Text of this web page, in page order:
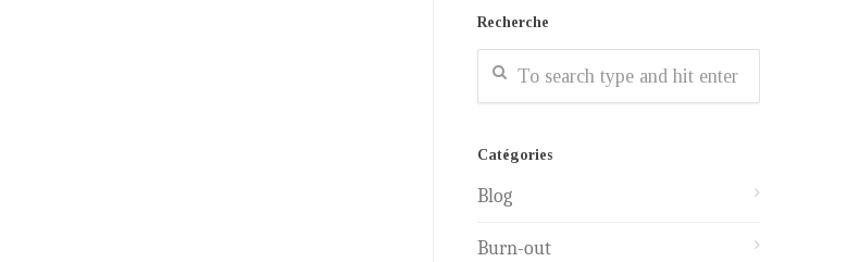
Recherche
Catégories
Blog
Burn-out